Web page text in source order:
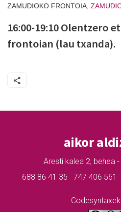
ZAMUDIOKO FRONTOIA,
16:00-19:10 Olentzero
frontoian (lau txanda).
aikor
Aresti kalea 2, behea
688 86 41 35 · 747 406 561